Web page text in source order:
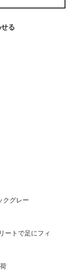
る
クグレー
ートで足にフィ